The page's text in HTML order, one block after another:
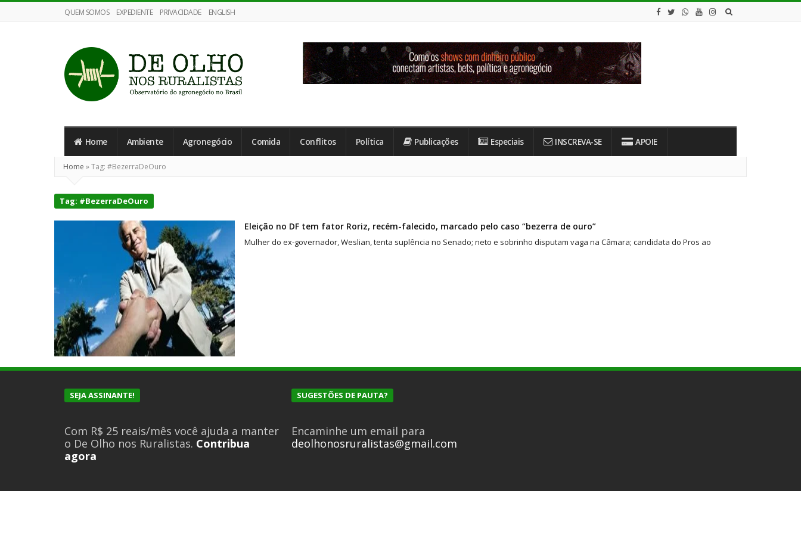
QUEM SOMOS EXPEDIENTE PRIVACIDADE ENGLISH
Olho
nos
Ruralistas
Home Ambiente Agronegócio Comida Conflitos Política Publicações Especiais INSCREVA-SE APOIE
Home »Tag: #BezerraDeOuro
Tag: #BezerraDeOuro
Eleição no DF tem fator Roriz, recém-falecido, marcado pelo caso “bezerra de ouro”
Mulher do ex-governador, Weslian, tenta suplência no Senado; neto e sobrinho disputam vaga na Câmara; candidata do Pros ao
SEJA ASSINANTE!
Com R$ 25 reais/mês você ajuda a manter
o De Olho nos Ruralistas. Contribua
agora
SUGESTÕES DE PAUTA?
Encaminhe um email para
deolhonosruralistas@gmail.com